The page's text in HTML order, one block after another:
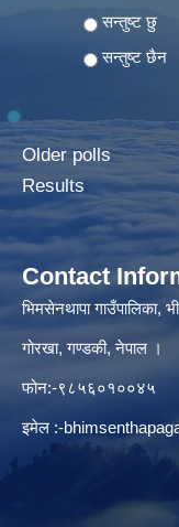
Choices
सन्तुष्ट छु
सन्तुष्ट छैन
Older polls
Results
Contact
भिमसेनथापा गाउँपालिका,
गोरखा, गण्डकी, नेपाल ।
फोन:-९८५६०१००४५
इमेल :-